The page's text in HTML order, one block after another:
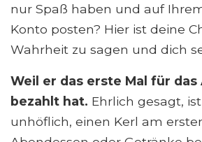
nur Spaß haben und auf
Konto posten? Hier ist deine
Wahrheit zu sagen und dich
Weil er das erste Mal für das
bezahlt hat. Ehrlich gesagt,
unhöflich, einen Kerl am